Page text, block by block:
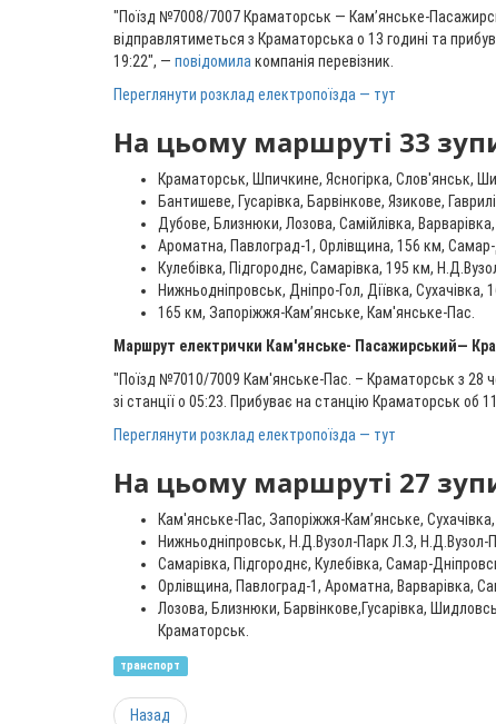
"Поїзд №7008/7007 Краматорськ — Кам’янське-
відправлятиметься з Краматорська о 13 годині та
19:22", — повідомила компанія перевізник.
Переглянути розклад електропоїзда — тут
На цьому маршруті 33
Краматорськ, Шпичкине, Ясногірка, Слов'янськ,
Бантишеве, Гусарівка, Барвінкове, Язикове,
Дубове, Близнюки, Лозова, Самійлівка, Варварівка,
Ароматна, Павлоград-1, Орлівщина, 156 км,
Кулебівка, Підгороднє, Самарівка, 195 км,
Нижньодніпровськ, Дніпро-Гол, Діївка, Сухачівка,
165 км, Запоріжжя-Кам’янське, Кам'янське-Пас.
Маршрут електрички Кам'янське- Пасажирський—
"Поїзд №7010/7009 Кам'янське-Пас. – Краматорськ з 28
зі станції о 05:23. Прибуває на станцію Краматорськ об
Переглянути розклад електропоїзда — тут
На цьому маршруті 27
Кам'янське-Пас, Запоріжжя-Кам’янське, Сухачівка,
Нижньодніпровськ, Н.Д.Вузол-Парк Л.З, Н.Д.Вузол-
Самарівка, Підгороднє, Кулебівка, Самар-
Орлівщина, Павлоград-1, Ароматна, Варварівка,
Лозова, Близнюки, Барвінкове,Гусарівка,
Краматорськ.
транспорт
Назад